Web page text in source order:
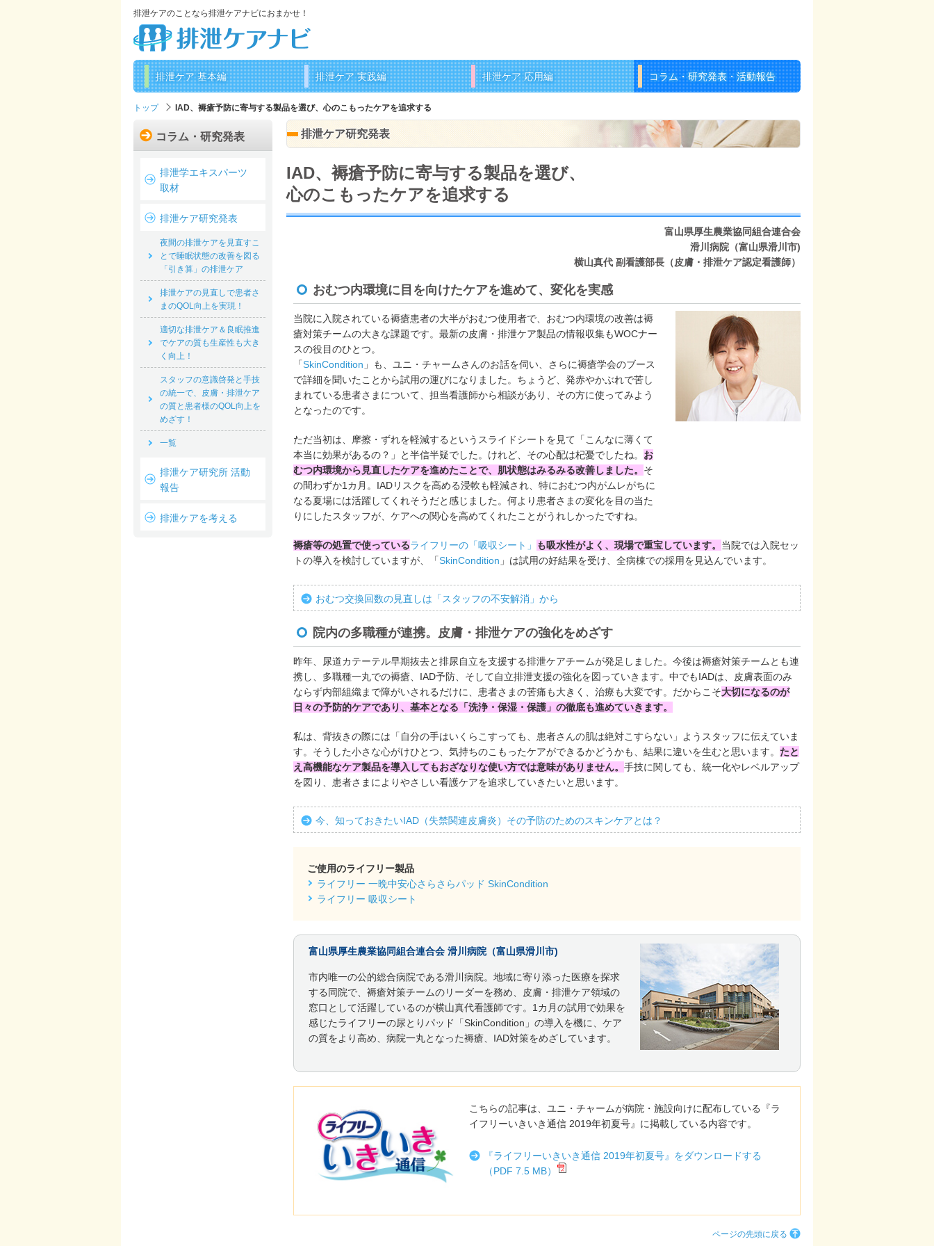
排泄ケアのことなら排泄ケアナビにおまかせ！
排泄ケア 基本編 排泄ケア 実践編 排泄ケア 応用編 コラム・研究発表・活動報告
トップ IAD、褥瘡予防に寄与する製品を選び、心のこもったケアを追求する
コラム・研究発表
排泄学エキスパーツ
取材
排泄ケア研究発表
夜間の排泄ケアを見直すこ
とで睡眠状態の改善を図る
「引き算」の排泄ケア
排泄ケアの見直しで患者さ
まのQOL向上を実現！
適切な排泄ケア＆良眠推進
でケアの質も生産性も大き
く向上！
スタッフの意識啓発と手技
の統一で、皮膚・排泄ケア
の質と患者様のQOL向上を
めざす！
一覧
排泄ケア研究所 活動
報告
排泄ケアを考える
排泄ケア研究発表
IAD、褥瘡予防に寄与する製品を選び、
心のこもったケアを追求する
富山県厚生農業協同組合連合会
滑川病院（富山県滑川市)
横山真代 副看護部長（皮膚・排泄ケア認定看護師）
おむつ内環境に目を向けたケアを進めて、変化を実感
当院に入院されている褥瘡患者の大半がおむつ使用者で、おむつ内環境の改善は褥
瘡対策チームの大きな課題です。最新の皮膚・排泄ケア製品の情報収集もWOCナー
スの役目のひとつ。
「SkinCondition 」も、ユニ・チャームさんのお話を伺い、さらに褥瘡学会のブース
で詳細を聞いたことから試用の運びになりました。ちょうど、発赤やかぶれで苦し
まれている患者さまについて、担当看護師から相談があり、その方に使ってみよう
となったのです。
ただ当初は、摩擦・ずれを軽減するというスライドシートを見て「こんなに薄くて
本当に効果があるの？」と半信半疑でした。けれど、その心配は杞憂でしたね。 お
むつ内環境から見直したケアを進めたことで、肌状態はみるみる改善しました。 そ
の間わずか1カ月。IADリスクを高める浸軟も軽減され、特におむつ内がムレがちに
なる夏場には活躍してくれそうだと感じました。何より患者さまの変化を目の当た
りにしたスタッフが、ケアへの関心を高めてくれたことがうれしかったですね。
褥瘡等の処置で使っているライフリーの「吸収シート」 も吸水性がよく、現場で重宝しています。 当院では入院セッ
トの導入を検討していますが、「SkinCondition 」は試用の好結果を受け、全病棟での採用を見込んでいます。
おむつ交換回数の見直しは「スタッフの不安解消」から
院内の多職種が連携。皮膚・排泄ケアの強化をめざす
昨年、尿道カテーテル早期抜去と排尿自立を支援する排泄ケアチームが発足しました。今後は褥瘡対策チームとも連
携し、多職種一丸での褥瘡、IAD予防、そして自立排泄支援の強化を図っていきます。中でもIADは、皮膚表面のみ
ならず内部組織まで障がいされるだけに、患者さまの苦痛も大きく、治療も大変です。だからこそ大切になるのが
日々の予防的ケアであり、基本となる「洗浄・保湿・保護」の徹底も進めていきます。
私は、背抜きの際には「自分の手はいくらこすっても、患者さんの肌は絶対こすらない」ようスタッフに伝えていま
す。そうした小さな心がけひとつ、気持ちのこもったケアができるかどうかも、結果に違いを生むと思います。 たと
え高機能なケア製品を導入してもおざなりな使い方では意味がありません。 手技に関しても、統一化やレベルアップ
を図り、患者さまによりやさしい看護ケアを追求していきたいと思います。
今、知っておきたいIAD（失禁関連皮膚炎）その予防のためのスキンケアとは？
ご使用のライフリー製品
ライフリー 一晩中安心さらさらパッド SkinCondition
ライフリー 吸収シート
富山県厚生農業協同組合連合会 滑川病院（富山県滑川市)
市内唯一の公的総合病院である滑川病院。地域に寄り添った医療を探求
する同院で、褥瘡対策チームのリーダーを務め、皮膚・排泄ケア領域の
窓口として活躍しているのが横山真代看護師です。1カ月の試用で効果を
感じたライフリーの尿とりパッド「SkinCondition」の導入を機に、ケア
の質をより高め、病院一丸となった褥瘡、IAD対策をめざしています。
こちらの記事は、ユニ・チャームが病院・施設向けに配布している『ラ
イフリーいきいき通信 2019年初夏号』に掲載している内容です。
『ライフリーいきいき通信 2019年初夏号』をダウンロードする
（PDF 7.5 MB）
ページの先頭に戻る